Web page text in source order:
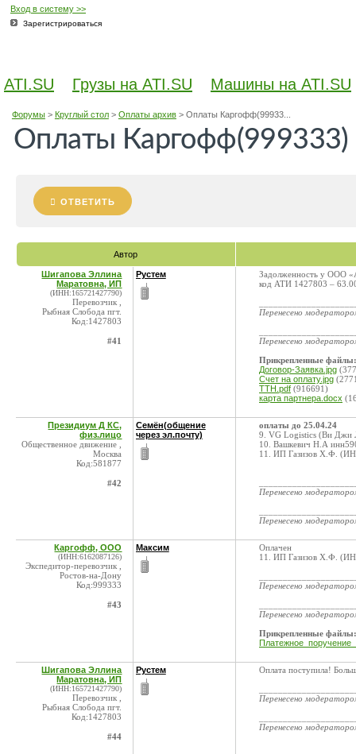
Вход в систему >>
Зарегистрироваться
ATI.SU Грузы на ATI.SU Машины на ATI.SU
Форумы> Круглый стол> Оплаты архив> Оплаты Каргофф(99933...
Оплаты Каргофф(999333)
ОТВЕТИТЬ
Автор
Шигапова Эллина
Маратовна, ИП
(ИНН:165721427790)
Перевозчик ,
Рыбная Слобода пгт.
Код:1427803
#41
Рустем
Задолженность у ООО
код АТИ 1427803 –
Перенесено
Перенесено
Прикрепленные файлы:
Договор-Заявка.jpg
Счет на оплату.jpg
ТТН.pdf (916691)
карта партнера.docx
Президиум Д КС,
физ.лицо
Общественное движение ,
Москва
Код:581877
#42
Семён(общение
через эл.почту)
оплаты до 25.04.24
9. VG Logistics (Ви Джи
10. Вашкевич Н.А
11. ИП Газизов Х.Ф.
Перенесено
Перенесено
Каргофф, ООО
(ИНН:6162087126)
Экспедитор-перевозчик ,
Ростов-на-Дону
Код:999333
#43
Максим
Оплачен
11. ИП Газизов Х.Ф.
Перенесено
Перенесено
Прикрепленные файлы:
Шигапова Эллина
Маратовна, ИП
(ИНН:165721427790)
Перевозчик ,
Рыбная Слобода пгт.
Код:1427803
#44
Рустем
Оплата поступила!
Перенесено
Перенесено